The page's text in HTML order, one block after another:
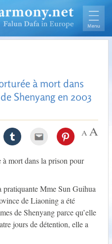
à mort dans
Shenyang en 2003
mort dans la prison pour
Mme Sun Guihua
de Liaoning a été
de Shenyang parce qu’elle
jours de détention, elle a